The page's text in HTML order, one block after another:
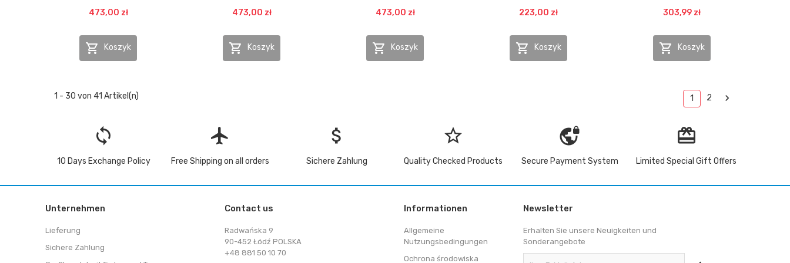
473,00 zł
 Koszyk
473,00 zł
 Koszyk
473,00 zł
 Koszyk
223,00 zł
 Koszyk
303,99 zł
 Koszyk
1 - 30 von 41 Artikel(n) 1 2 
loop
10 Days Exchange Policy
flight
Free Shipping on all orders
attach_money
Sichere Zahlung
star_border
Quality Checked Products
vpn_lock
Secure Payment System
redeem
Limited Special Gift Offers
Unternehmen
Lieferung
Sichere Zahlung
Contact us
Radwańska 9
90-452 Łódź POLSKA
+48 881 50 10 70
Informationen
Allgemeine
Nutzungsbedingungen
Ochrona środowiska
Newsletter
Erhalten Sie unsere Neuigkeiten und
Sonderangebote